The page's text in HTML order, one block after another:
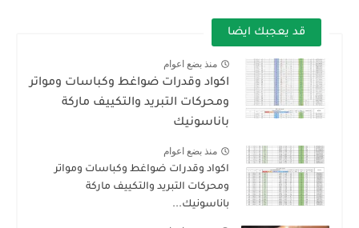
قد يعجبك ايضا
منذ بضع اعوام
اكواد وقدرات ضواغط وكباسات ومواتر
ومحركات التبريد والتكييف ماركة
باناسونيك
منذ بضع اعوام
اكواد وقدرات ضواغط وكباسات ومواتر
ومحركات التبريد والتكييف ماركة
باناسونيك...